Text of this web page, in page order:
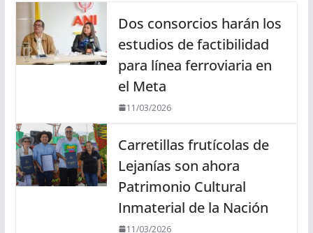
Dos consorcios harán los
estudios de factibilidad
para línea ferroviaria en
el Meta
11/03/2026
Carretillas frutícolas de
Lejanías son ahora
Patrimonio Cultural
Inmaterial de la Nación
11/03/2026